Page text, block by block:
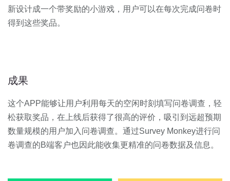
新设计成一个带奖励的小游戏，用户可以在每次完成问卷时
得到这些奖品。
成果
这个APP能够让用户利用每天的空闲时刻填写问卷调查，轻
松获取奖品，在上线后获得了很高的评价，吸引到远超预期
数量规模的用户加入问卷调查。通过Survey Monkey进行问
卷调查的B端客户也因此能收集更精准的问卷数据及信息。